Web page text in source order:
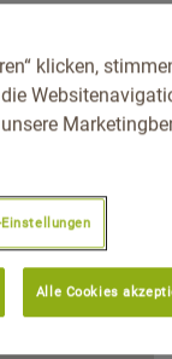
klicken,
Alle Cookies